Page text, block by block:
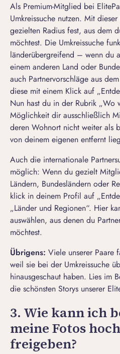
Als Premium-Mitglied bei
Umkreissuche nutzen. Mit
gezielten Radius fest, aus dem
möchtest. Die Umkreissuche
länderübergreifend – wenn du
einem anderen Land oder
auch Partnervorschläge aus
diese mit einem Klick auf
Nun hast du in der Rubrik „Wo
Möglichkeit dir ausschließlich
deren Wohnort nicht weiter als
von deinem eigenen entfernt
Auch die internationale
möglich: Wenn du gezielt
Ländern, Bundesländern oder
klick in deinem Profil auf
„Länder und Regionen“. Hier
auswählen, aus denen du
möchtest.
Übrigens: Viele unserer Paare
weil sie bei der Umkreissuche
hinausgeschaut haben. Lies im
die schönsten Storys unserer
3. Wie kann ich
meine Fotos
freigeben?